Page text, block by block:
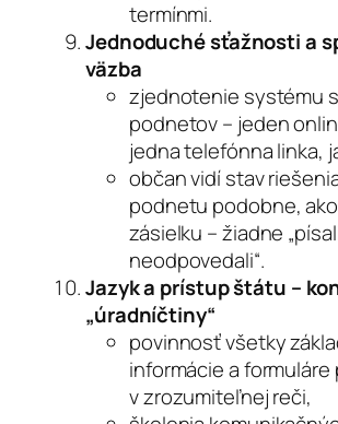
termínmi.
Jednoduché sťažnosti a
väzba
zjednotenie systému
podnetov – jeden
jedna telefónna linka,
občan vidí stav
podnetu podobne,
zásielku – žiadne
neodpovedali“.
Jazyk a prístup štátu –
„úradníčtiny“
povinnosť všetky
informácie a
v zrozumiteľnej reči,